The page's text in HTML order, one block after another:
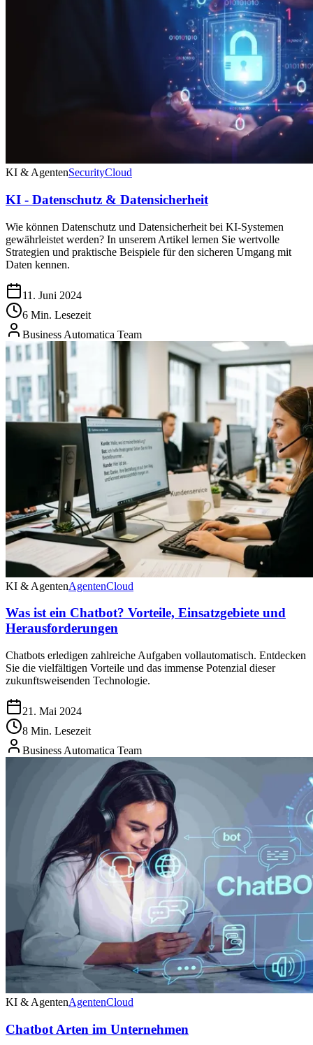
KI & AgentenSecurityCloud
KI - Datenschutz & Datensicherheit
Wie können Datenschutz und Datensicherheit bei KI-Systemen
gewährleistet werden? In unserem Artikel lernen Sie wertvolle
Strategien und praktische Beispiele für den sicheren Umgang mit
Daten kennen.
11. Juni 2024
6 Min. Lesezeit
Business Automatica Team
KI & AgentenAgentenCloud
Was ist ein Chatbot? Vorteile, Einsatzgebiete und
Herausforderungen
Chatbots erledigen zahlreiche Aufgaben vollautomatisch. Entdecken
Sie die vielfältigen Vorteile und das immense Potenzial dieser
zukunftsweisenden Technologie.
21. Mai 2024
8 Min. Lesezeit
Business Automatica Team
KI & AgentenAgentenCloud
Chatbot Arten im Unternehmen